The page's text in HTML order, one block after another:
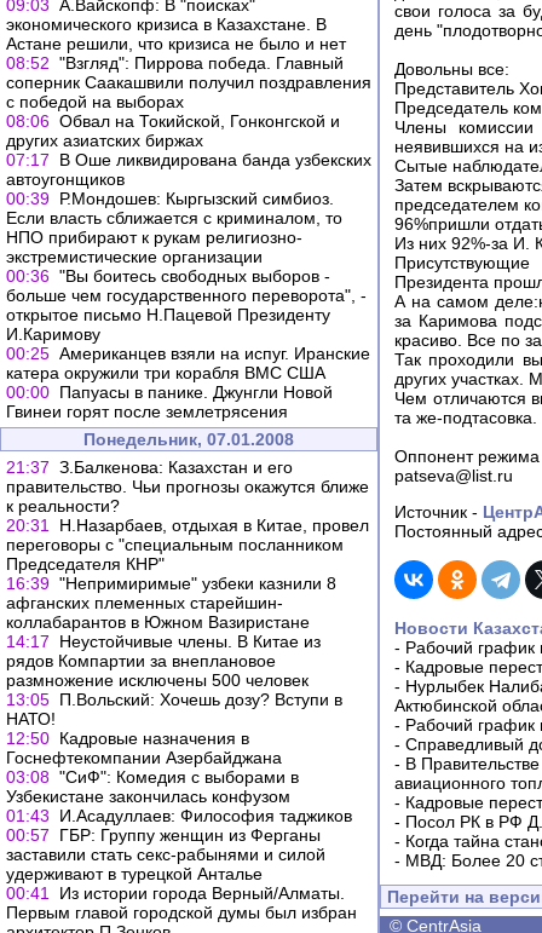
09:03 А.Вайскопф: В "поисках"
экономического кризиса в Казахстане. В
Астане решили, что кризиса не было и нет
08:52 "Взгляд": Пиррова победа. Главный
соперник Саакашвили получил поздравления
с победой на выборах
08:06 Обвал на Токийской, Гонконгской и
других азиатских биржах
07:17
В Оше ликвидирована банда узбекских
автоугонщиков
00:39 Р.Мондошев: Кыргызский симбиоз.
Если власть сближается с криминалом, то
НПО прибирают к рукам религиозно-
экстремистические организации
00:36 "Вы боитесь свободных выборов -
больше чем государственного переворота", -
открытое письмо Н.Пацевой Президенту
И.Каримову
00:25 Американцев взяли на испуг. Иранские
катера окружили три корабля ВМС США
00:00 Папуасы в панике. Джунгли Новой
Гвинеи горят после землетрясения
Понедельник, 07.01.2008
21:37 З.Балкенова: Казахстан и его
правительство. Чьи прогнозы окажутся ближе
к реальности?
20:31
Н.Назарбаев, отдыхая в Китае, провел
переговоры с "специальным посланником
Председателя КНР"
16:39 "Непримиримые" узбеки казнили 8
афганских племенных старейшин-
коллабарантов в Южном Вазиристане
14:17
Неустойчивые члены. В Китае из
рядов Компартии за внеплановое
размножение исключены 500 человек
13:05 П.Вольский: Хочешь дозу? Вступи в
НАТО!
12:50 Кадровые назначения в
Госнефтекомпании Азербайджана
03:08 "СиФ": Комедия с выборами в
Узбекистане закончилась конфузом
01:43
И.Асадуллаев: Философия таджиков
00:57
ГБР: Группу женщин из Ферганы
заставили стать секс-рабынями и силой
удерживают в турецкой Анталье
00:41
Из истории города Верный/Алматы.
Первым главой городской думы был избран
свои голоса за
день
Довольны все:
Представитель
Председатель
Члены
неявившихся на
Сытые
Затем
председателем
96%пришли
Из них 92%-за И.
Президента
А на самом
за Каримова
красиво. Все по
Так проходили
других участках.
Чем отличаются
та же-подтасовка.
Оппонент
patseva@list.ru
Источник -
Постоянный
Новости
- Рабочий график
- Кадровые
- Нурлыбек
Актюбинской
- Рабочий график
- Справедливый
- В
авиационного
- Кадровые
- Посол РК в РФ
- Когда тайна
- МВД: Более 20
Перейти на
© CentrAsia